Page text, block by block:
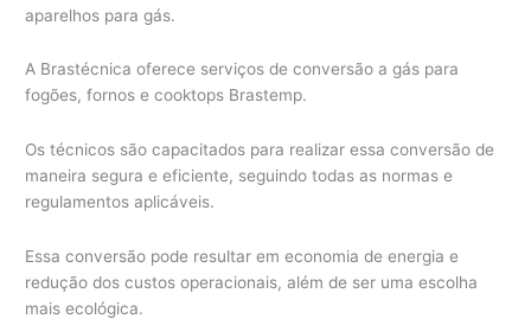
aparelhos para gás.
A Brastécnica oferece serviços de conversão a gás para
fogões, fornos e cooktops Brastemp.
Os técnicos são capacitados para realizar essa conversão de
maneira segura e eficiente, seguindo todas as normas e
regulamentos aplicáveis.
Essa conversão pode resultar em economia de energia e
redução dos custos operacionais, além de ser uma escolha
mais ecológica.